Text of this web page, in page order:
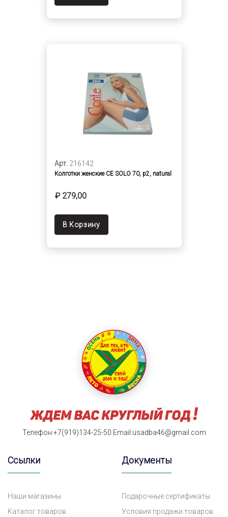
Арт. 216142
Колготки женские CE SOLO 70, p2, natural
₽ 279,00
В Корзину
Телефон:+7(919)134-25-50 Email:usadba46@gmail.com
Ссылки
Наши магазины
Каталог товаров
Документы
Подарочные сертификаты
Условия продажи товаров